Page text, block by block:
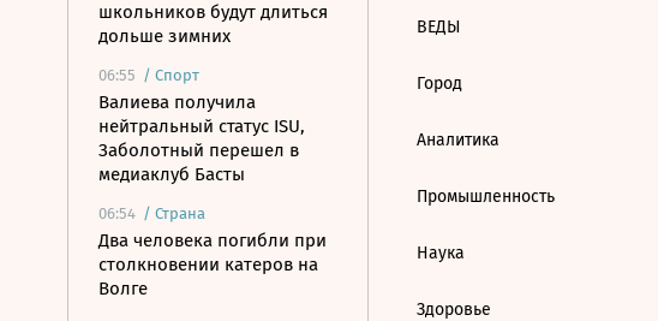
школьников будут длиться
дольше зимних
06:55 / Спорт
Валиева получила
нейтральный статус ISU,
Заболотный перешел в
медиаклуб Басты
06:54 / Страна
Два человека погибли при
столкновении катеров на
Волге
ВЕДЫ
Город
Аналитика
Промышленность
Наука
Здоровье